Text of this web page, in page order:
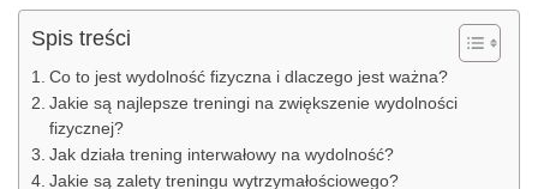
Spis treści
Co to jest wydolność fizyczna i dlaczego jest ważna?
Jakie są najlepsze treningi na zwiększenie wydolności
fizycznej?
Jak działa trening interwałowy na wydolność?
Jakie są zalety treningu wytrzymałościowego?